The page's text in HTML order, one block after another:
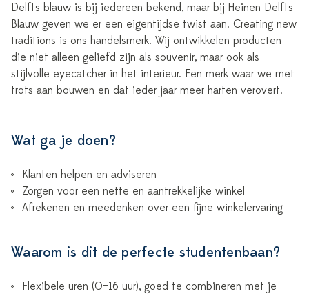
Delfts blauw is bij iedereen bekend, maar bij Heinen Delfts
Blauw geven we er een eigentijdse twist aan. Creating new
traditions is ons handelsmerk. Wij ontwikkelen producten
die niet alleen geliefd zijn als souvenir, maar ook als
stijlvolle eyecatcher in het interieur. Een merk waar we met
trots aan bouwen en dat ieder jaar meer harten verovert.
Wat ga je doen?
Klanten helpen en adviseren
Zorgen voor een nette en aantrekkelijke winkel
Afrekenen en meedenken over een fijne winkelervaring
Waarom is dit de perfecte studentenbaan?
Flexibele uren (0–16 uur), goed te combineren met je